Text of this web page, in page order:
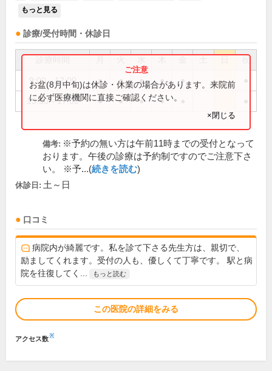
もっと見る
診療/受付時間・休診日
祝
9:00～12:00 ● ● ● ● ●
13:30～17:00 ● ● ● ●
お盆(8月中旬)は休診・休業の場合があります。来院前
に必ず医療機関に直接ご確認ください。
×閉じる
備考: ※予約の無い方は午前11時までの受付となって
おります。午後の診療は予約制ですのでご注意下さ
い。 ※予...(続きを読む)
休診日: 土～日
口コミ
病院内が綺麗です。私を診て下さる先生方は、親切で、
励ましてくれます。受付の人も、優しくて丁寧です。 駅と病
院を往復してく...
もっと読む
この医院の詳細をみる
アクセス数※